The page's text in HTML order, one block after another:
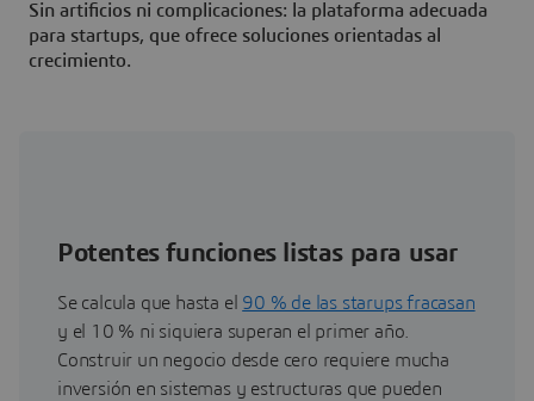
Sin artificios ni complicaciones: la plataforma adecuada
para startups, que ofrece soluciones orientadas al
crecimiento.
Potentes funciones listas para usar
Se calcula que hasta el 90 % de las starups fracasan
y el 10 % ni siquiera superan el primer año.
Construir un negocio desde cero requiere mucha
inversión en sistemas y estructuras que pueden